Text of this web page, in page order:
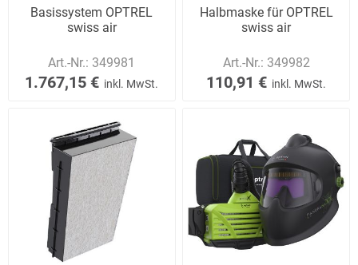
Basissystem OPTREL
swiss air
Art.-Nr.: 349981
1.767,15 € inkl. MwSt.
Halbmaske für OPTREL
swiss air
Art.-Nr.: 349982
110,91 € inkl. MwSt.